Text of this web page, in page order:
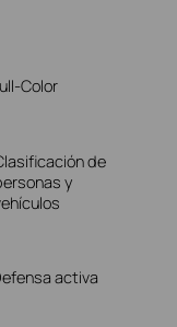
Color
de
y
activa